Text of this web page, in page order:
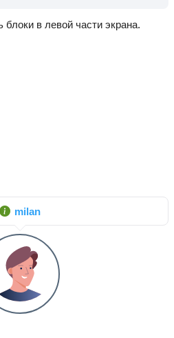
блоки в левой части экрана.
milan